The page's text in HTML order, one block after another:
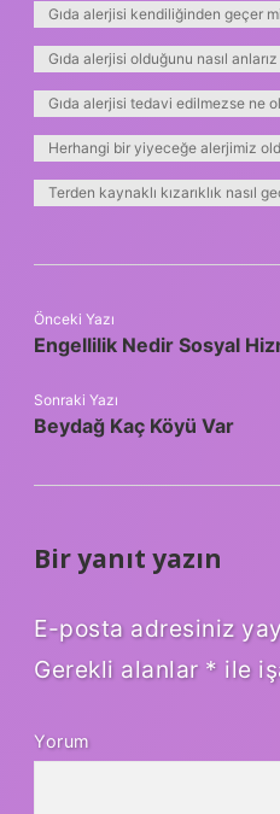
Gıda alerjisi kendiliğinden geçer mi
Gıda alerjisi olduğunu nasıl anlarız
Gıda alerjisi tedavi edilmezse ne
Herhangi bir yiyeceğe alerjimiz
Terden kaynaklı kızarıklık nasıl
Önceki Yazı
Engellilik Nedir Sosyal
Sonraki Yazı
Beydağ Kaç Köyü Var
Bir yanıt yazın
E-posta adresiniz
Gerekli alanlar * ile
Yorum